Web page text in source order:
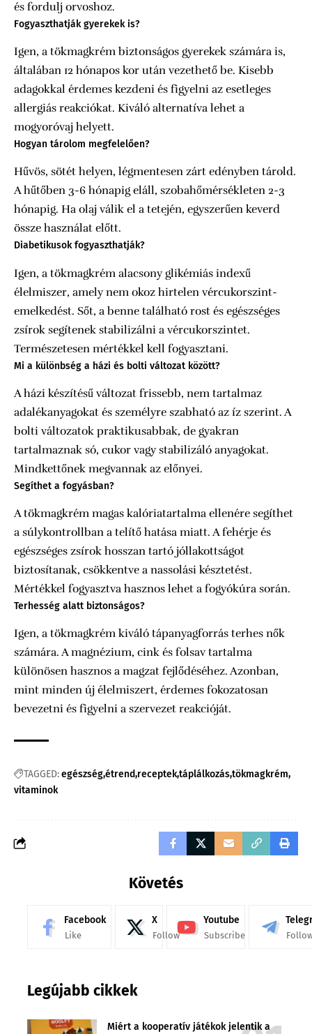
és fordulj orvoshoz.
Fogyaszthatják gyerekek is?
Igen, a tökmagkrém biztonságos gyerekek számára is,
általában 12 hónapos kor után vezethető be. Kisebb
adagokkal érdemes kezdeni és figyelni az esetleges
allergiás reakciókat. Kiváló alternatíva lehet a
mogyoróvaj helyett.
Hogyan tárolom megfelelően?
Hűvös, sötét helyen, légmentesen zárt edényben tárold.
A hűtőben 3-6 hónapig eláll, szobahőmérsékleten 2-3
hónapig. Ha olaj válik el a tetején, egyszerűen keverd
össze használat előtt.
Diabetikusok fogyaszthatják?
Igen, a tökmagkrém alacsony glikémiás indexű
élelmiszer, amely nem okoz hirtelen vércukorszint-
emelkedést. Sőt, a benne található rost és egészséges
zsírok segítenek stabilizálni a vércukorszintet.
Természetesen mértékkel kell fogyasztani.
Mi a különbség a házi és bolti változat között?
A házi készítésű változat frissebb, nem tartalmaz
adalékanyagokat és személyre szabható az íz szerint. A
bolti változatok praktikusabbak, de gyakran
tartalmaznak só, cukor vagy stabilizáló anyagokat.
Mindkettőnek megvannak az előnyei.
Segíthet a fogyásban?
A tökmagkrém magas kalóriatartalma ellenére segíthet
a súlykontrollban a telítő hatása miatt. A fehérje és
egészséges zsírok hosszan tartó jóllakottságot
biztosítanak, csökkentve a nassolási késztetést.
Mértékkel fogyasztva hasznos lehet a fogyókúra során.
Terhesség alatt biztonságos?
Igen, a tökmagkrém kiváló tápanyagforrás terhes nők
számára. A magnézium, cink és folsav tartalma
különösen hasznos a magzat fejlődéséhez. Azonban,
mint minden új élelmiszert, érdemes fokozatosan
bevezetni és figyelni a szervezet reakcióját.
TAGGED:egészségétrend receptektáplálkozástökmagkrém
vitaminok
Követés
Facebook
Like
X
Follow
Youtube
Subscribe
Legújabb cikkek
Miért a kooperatív játékok jelentik a